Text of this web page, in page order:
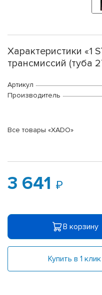
Характеристики «1
трансмиссий (туба
Артикул
Производитель
Все товары «XADO»
3 641
В корзину
Купить в 1 клик